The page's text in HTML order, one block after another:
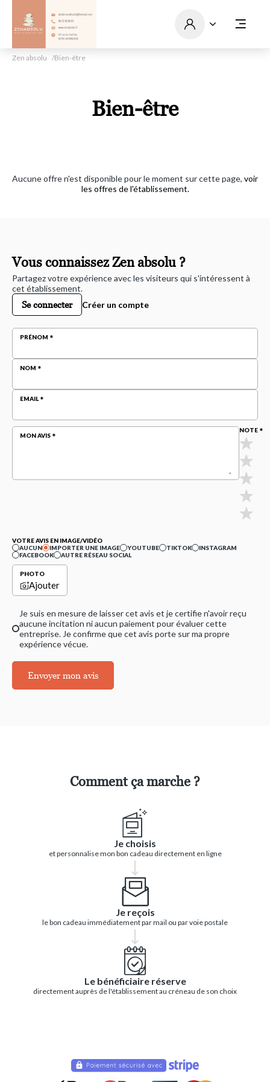
Zen absolu Bien-être
Bien-être
Aucune offre n'est disponible pour le moment sur cette page, voir
les offres de l'établissement.
Vous connaissez Zen absolu ?
Partagez votre expérience avec les visiteurs qui s'intéressent à
cet établissement.
Se connecter Créer un compte
PRÉNOM
NOM
EMAIL
MON AVIS
NOTE
VOTRE AVIS EN IMAGE/VIDÉO
AUCUN
IMPORTER UNE IMAGE YOUTUBE TIKTOK
INSTAGRAM
FACEBOOK
AUTRE RÉSEAU SOCIAL
PHOTO
Ajouter
Je suis en mesure de laisser cet avis et je certifie n'avoir reçu
aucune incitation ni aucun paiement pour évaluer cette
entreprise. Je confirme que cet avis porte sur ma propre
expérience vécue.
Envoyer mon avis
Comment ça marche ?
Je choisis
et personnalise mon bon cadeau directement en ligne
Je reçois
le bon cadeau immédiatement par mail ou par voie postale
Le bénéficiaire réserve
directement auprès de l'établissement au créneau de son choix